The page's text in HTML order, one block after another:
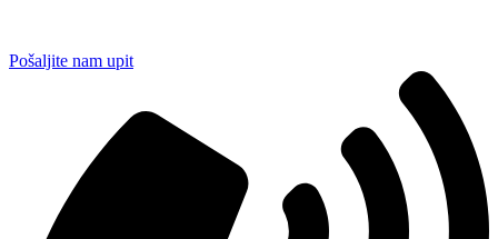
Pošaljite nam upit